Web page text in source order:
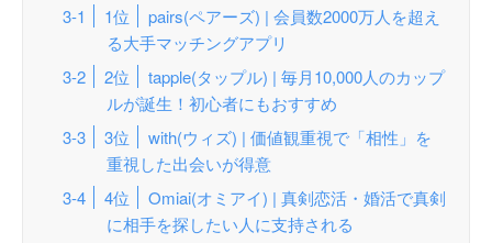
1位
pairs(ペアーズ) | 会員数2000万人を超え
る大手マッチングアプリ
2位
tapple(タップル) | 毎月10,000人のカップ
ルが誕生！初心者にもおすすめ
3位
with(ウィズ) | 価値観重視で「相性」を
重視した出会いが得意
4位
Omiai(オミアイ) | 真剣恋活・婚活で真剣
に相手を探したい人に支持される